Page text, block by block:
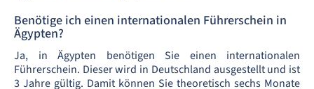
Benötige ich einen internationalen Führerschein in
Ägypten?
Ja, in Ägypten benötigen Sie einen internationalen
Führerschein. Dieser wird in Deutschland ausgestellt und ist
3 Jahre gültig. Damit können Sie theoretisch sechs Monate